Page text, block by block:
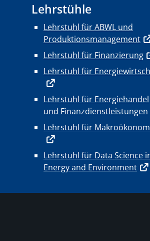
Lehrstühle
Lehrstuhl für ABWL und
Produktionsmanagement
Lehrstuhl für Finanzierung
Lehrstuhl für
Lehrstuhl für Energiehandel
und Finanzdienstleistungen
Lehrstuhl für
Lehrstuhl für Data Science
Energy and Environment